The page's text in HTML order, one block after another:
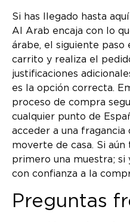
Si has llegado hasta
Al Arab encaja con lo
árabe, el siguiente paso
carrito y realiza el
justificaciones
es la opción correcta.
proceso de compra
cualquier punto de
acceder a una fragancia
moverte de casa. Si aún
primero una muestra; si
con confianza a la
Preguntas